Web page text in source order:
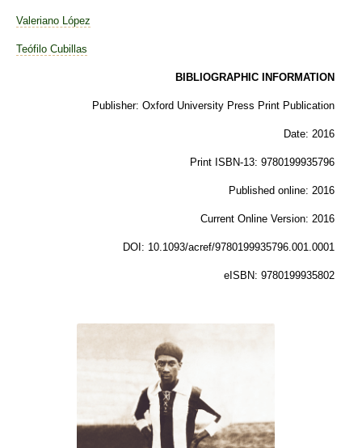
Valeriano López
Teófilo Cubillas
BIBLIOGRAPHIC INFORMATION
Publisher: Oxford University Press Print Publication
Date: 2016
Print ISBN-13: 9780199935796
Published online: 2016
Current Online Version: 2016
DOI: 10.1093/acref/9780199935796.001.0001
eISBN: 9780199935802